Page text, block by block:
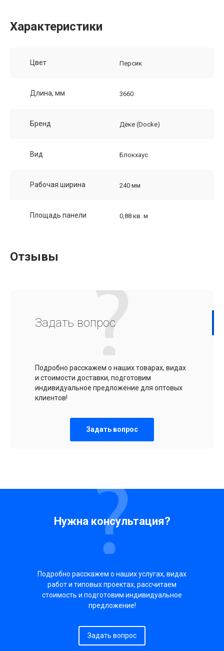
Характеристики
Цвет Персик
Длина, мм 3660
Бренд Дёке (Docke)
Вид Блокхаус
Рабочая ширина 240 мм
Площадь панели 0,88 кв. м
Отзывы
Задать вопрос
Подробно расскажем о наших товарах, видах
и стоимости доставки, подготовим
индивидуальное предложение для оптовых
клиентов!
Задать вопрос
Нужна консультация?
Подробно расскажем о наших услугах, видах
работ и типовых проектах, рассчитаем
стоимость и подготовим индивидуальное
предложение!
Задать вопрос